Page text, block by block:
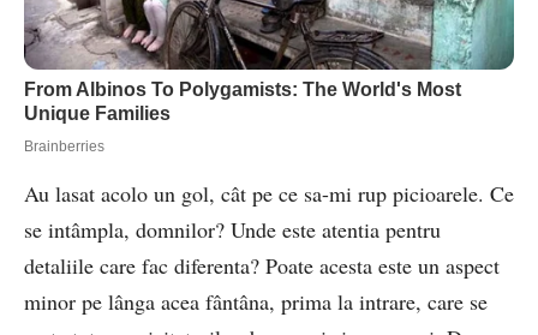
Au lasat acolo un gol, cât pe ce sa-mi rup picioarele. Ce
se intâmpla, domnilor? Unde este atentia pentru
detaliile care fac diferenta? Poate acesta este un aspect
minor pe lânga acea fântâna, prima la intrare, care se